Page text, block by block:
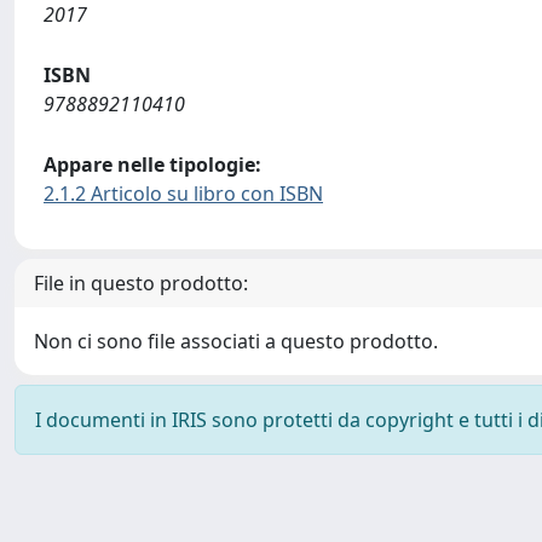
2017
ISBN
9788892110410
Appare nelle tipologie:
2.1.2 Articolo su libro con ISBN
File in questo prodotto:
Non ci sono file associati a questo prodotto.
I documenti in IRIS sono protetti da copyright e tutti i